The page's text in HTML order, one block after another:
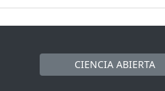
CIENCIA ABIERTA